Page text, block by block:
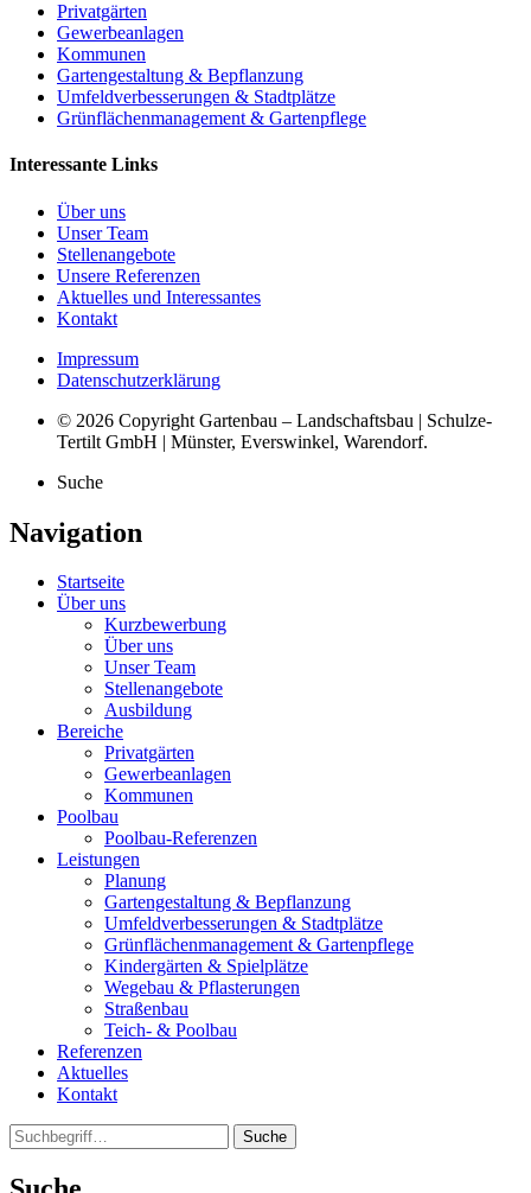
Privatgärten
Gewerbeanlagen
Kommunen
Gartengestaltung & Bepflanzung
Umfeldverbesserungen & Stadtplätze
Grünflächenmanagement & Gartenpflege
Interessante Links
Über uns
Unser Team
Stellenangebote
Unsere Referenzen
Aktuelles und Interessantes
Kontakt
Impressum
Datenschutzerklärung
© 2026 Copyright Gartenbau – Landschaftsbau | Schulze-
Tertilt GmbH | Münster, Everswinkel, Warendorf.
Suche
Navigation
Startseite
Über uns
Kurzbewerbung
Über uns
Unser Team
Stellenangebote
Ausbildung
Bereiche
Privatgärten
Gewerbeanlagen
Kommunen
Poolbau
Poolbau-Referenzen
Leistungen
Planung
Gartengestaltung & Bepflanzung
Umfeldverbesserungen & Stadtplätze
Grünflächenmanagement & Gartenpflege
Kindergärten & Spielplätze
Wegebau & Pflasterungen
Straßenbau
Teich- & Poolbau
Referenzen
Aktuelles
Kontakt
Suche